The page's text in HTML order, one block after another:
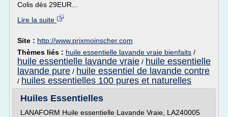
Colis dès 29EUR...
Lire la suite
Site : http://www.prixmoinscher.com
Thèmes liés : huile essentielle lavande vraie bienfaits /
huile essentielle lavande vraie / huile essentielle
lavande pure / huile essentiel de lavande contre
/ huiles essentielles 100 pures et naturelles
Huiles Essentielles
LANAFORM Huile essentielle Lavande Vraie, LA240005